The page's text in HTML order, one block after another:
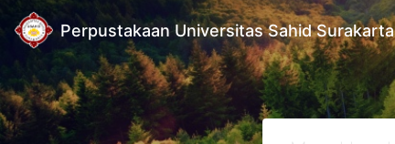
Perpustakaan Universitas Sahid Surakarta